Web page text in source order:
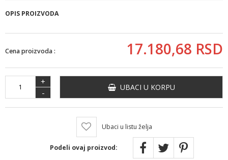
OPIS PROIZVODA
Cena proizvoda : 17.180,68 RSD
+
-
UBACI U KORPU
Ubaci u listu želja
Podeli ovaj proizvod: